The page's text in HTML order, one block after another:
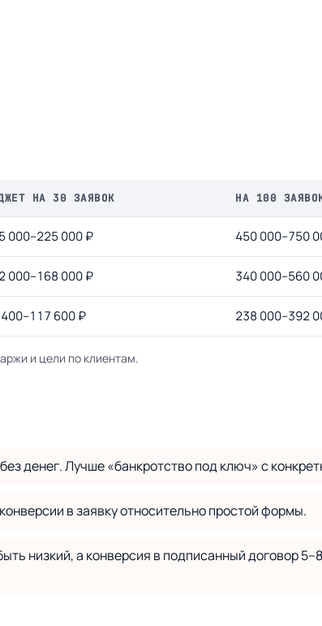
НА 30 ЗАЯВОК НА 100
000–225 000 ₽ 450 000–750
000–168 000 ₽ 340 000–560
600 ₽ 238 000–392
и цели по клиентам.
денег. Лучше «банкротство под ключ» с
в заявку относительно простой формы.
низкий, а конверсия в подписанный договор